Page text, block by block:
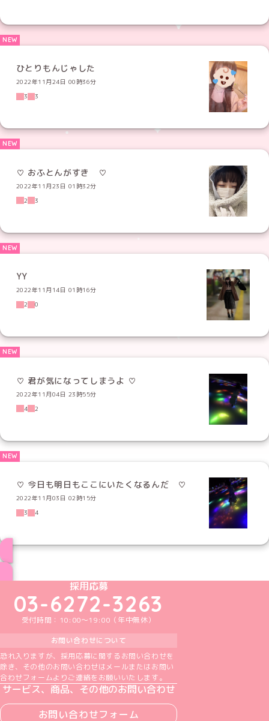
ひとりもんじゃした
2022年11月24日 00時36分
3
3
♡ おふとんがすき ♡
2022年11月23日 01時32分
2
3
YY
2022年11月14日 01時16分
2
0
2022年11月04日 23時55分
4
2
♡ 今日も明日もここにいたくなるんだ ♡
2022年11月03日 02時15分
3
4
めいどりーみんTikTok公式アカウント
めいどりーみんX公式アカウント
めいどりーみんInstagram公式アカウント
めいどりーみんFacebook公式アカウン
めいどりーみんYouTube公式アカ
採用応募
03-6272-3263
受付時間：10:00～19:00（年中無休）
お問い合わせについて
恐れ入りますが、採用応募に関するお問い合わせを
除き、その他のお問い合わせはメールまたはお問い
合わせフォームよりご連絡をお願いいたします。
サービス、商品、その他のお問い合わせ
お問い合わせフォーム